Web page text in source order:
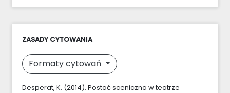
ZASADY CYTOWANIA
Formaty cytowań
Desperat, K. (2014). Postać sceniczna w teatrze